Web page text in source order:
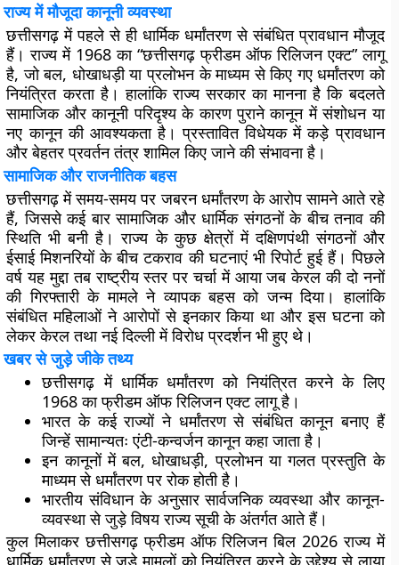
राज्य में मौजूदा कानूनी व्यवस्था
छत्तीसगढ़ में पहले से ही धार्मिक धर्मांतरण से संबंधित प्रावधान मौजूद
हैं। राज्य में 1968 का “छत्तीसगढ़ फ्रीडम ऑफ रिलिजन एक्ट” लागू
है, जो बल, धोखाधड़ी या प्रलोभन के माध्यम से किए गए धर्मांतरण को
नियंत्रित करता है। हालांकि राज्य सरकार का मानना है कि बदलते
सामाजिक और कानूनी परिदृश्य के कारण पुराने कानून में संशोधन या
नए कानून की आवश्यकता है। प्रस्तावित विधेयक में कड़े प्रावधान
और बेहतर प्रवर्तन तंत्र शामिल किए जाने की संभावना है।
सामाजिक और राजनीतिक बहस
छत्तीसगढ़ में समय-समय पर जबरन धर्मांतरण के आरोप सामने आते रहे
हैं, जिससे कई बार सामाजिक और धार्मिक संगठनों के बीच तनाव की
स्थिति भी बनी है। राज्य के कुछ क्षेत्रों में दक्षिणपंथी संगठनों और
ईसाई मिशनरियों के बीच टकराव की घटनाएं भी रिपोर्ट हुई हैं। पिछले
वर्ष यह मुद्दा तब राष्ट्रीय स्तर पर चर्चा में आया जब केरल की दो ननों
की गिरफ्तारी के मामले ने व्यापक बहस को जन्म दिया। हालांकि
संबंधित महिलाओं ने आरोपों से इनकार किया था और इस घटना को
लेकर केरल तथा नई दिल्ली में विरोध प्रदर्शन भी हुए थे।
खबर से जुड़े जीके तथ्य
छत्तीसगढ़ में धार्मिक धर्मांतरण को नियंत्रित करने के लिए
1968 का फ्रीडम ऑफ रिलिजन एक्ट लागू है।
भारत के कई राज्यों ने धर्मांतरण से संबंधित कानून बनाए हैं
जिन्हें सामान्यतः एंटी-कन्वर्जन कानून कहा जाता है।
इन कानूनों में बल, धोखाधड़ी, प्रलोभन या गलत प्रस्तुति के
माध्यम से धर्मांतरण पर रोक होती है।
भारतीय संविधान के अनुसार सार्वजनिक व्यवस्था और कानून-
व्यवस्था से जुड़े विषय राज्य सूची के अंतर्गत आते हैं।
कुल मिलाकर छत्तीसगढ़ फ्रीडम ऑफ रिलिजन बिल 2026 राज्य में
धार्मिक धर्मांतरण से जुड़े मामलों को नियंत्रित करने के उद्देश्य से लाया